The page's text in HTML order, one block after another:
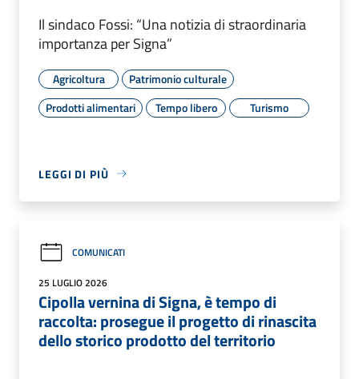
Il sindaco Fossi: “Una notizia di straordinaria
importanza per Signa”
Agricoltura
Patrimonio culturale
Prodotti alimentari
Tempo libero Turismo
LEGGI DI PIÙ
COMUNICATI
25 LUGLIO 2026
Cipolla vernina di Signa, è tempo di
raccolta: prosegue il progetto di rinascita
dello storico prodotto del territorio